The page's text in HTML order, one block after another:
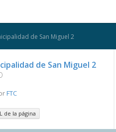
de San Miguel 2
de San Miguel 2
FTC
de la página